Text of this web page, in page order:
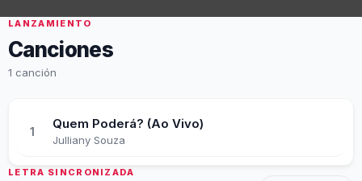
LANZAMIENTO
Canciones
1 canción
1
Quem Poderá? (Ao Vivo)
Julliany Souza
LETRA SINCRONIZADA